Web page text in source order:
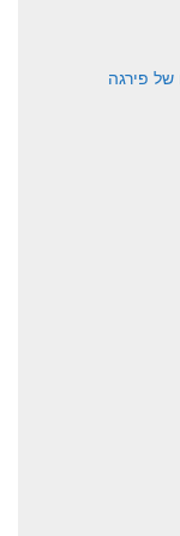
פירגה